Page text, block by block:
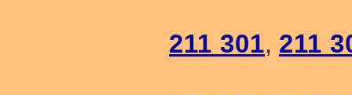
211 301, 211